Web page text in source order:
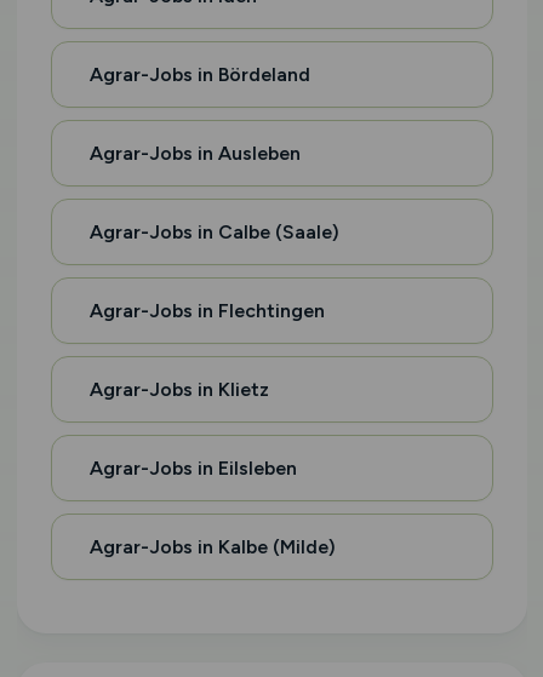
Agrar-Jobs in Bördeland
Agrar-Jobs in Ausleben
Agrar-Jobs in Calbe (Saale)
Agrar-Jobs in Flechtingen
Agrar-Jobs in Klietz
Agrar-Jobs in Eilsleben
Agrar-Jobs in Kalbe (Milde)